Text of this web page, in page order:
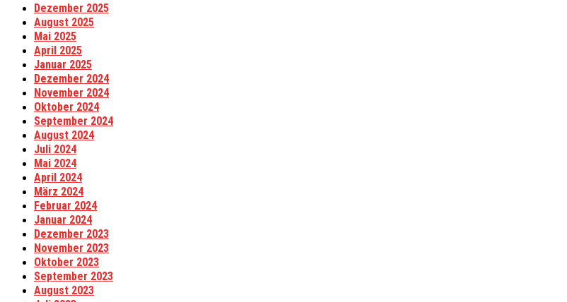
Dezember 2025
August 2025
Mai 2025
April 2025
Januar 2025
Dezember 2024
November 2024
Oktober 2024
September 2024
August 2024
Juli 2024
Mai 2024
April 2024
März 2024
Februar 2024
Januar 2024
Dezember 2023
November 2023
Oktober 2023
September 2023
August 2023